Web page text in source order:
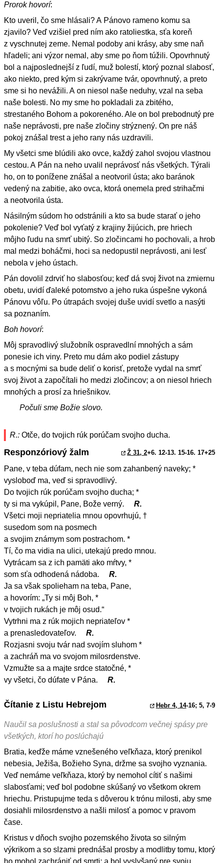
Prorok hovorí:
Kto uveril, čo sme hlásali? A Pánovo rameno komu sa
zjavilo? Veď vzišiel pred ním ako ratoliestka, sťa koreň
z vyschnutej zeme. Nemal podoby ani krásy, aby sme naň
hľadeli; ani výzor nemal, aby sme po ňom túžili. Opovrhnutý
bol a najposlednejší z ľudí, muž bolestí, ktorý poznal slabosť,
ako niekto, pred kým si zakrývame tvár, opovrhnutý, a preto
sme si ho nevážili. A on niesol naše neduhy, vzal na seba
naše bolesti. No my sme ho pokladali za zbitého,
strestaného Bohom a pokoreného. Ale on bol prebodnutý pre
naše neprávosti, pre naše zločiny strýznený. On pre náš
pokoj znášal trest a jeho rany nás uzdravili.
My všetci sme blúdili ako ovce, každý zahol svojou vlastnou
cestou. A Pán na neho uvalil neprávosť nás všetkých. Týrali
ho, on to ponížene znášal a neotvoril ústa; ako baránok
vedený na zabitie, ako ovca, ktorá onemela pred strihačmi
a neotvorila ústa.
Násilným súdom ho odstránili a kto sa bude starať o jeho
pokolenie? Veď bol vyťatý z krajiny žijúcich, pre hriech
môjho ľudu na smrť ubitý. So zločincami ho pochovali, a hrob
mal medzi boháčmi, hoci sa nedopustil neprávosti, ani lesť
nebola v jeho ústach.
Pán dovolil zdrviť ho slabosťou; keď dá svoj život na zmiernu
obetu, uvidí ďaleké potomstvo a jeho ruka úspešne vykoná
Pánovu vôľu. Po útrapách svojej duše uvidí svetlo a nasýti
sa poznaním.
Boh hovorí:
Môj spravodlivý služobník ospravedlní mnohých a sám
ponesie ich viny. Preto mu dám ako podiel zástupy
a s mocnými sa bude deliť o korisť, pretože vydal na smrť
svoj život a započítali ho medzi zločincov; a on niesol hriech
mnohých a prosí za hriešnikov.
Počuli sme Božie slovo.
R.: Otče, do tvojich rúk porúčam svojho ducha.
Responzóriový žalm Ž 31, 2+6. 12-13. 15-16. 17+25
Pane, v teba dúfam, nech nie som zahanbený naveky; *
vysloboď ma, veď si spravodlivý.
Do tvojich rúk porúčam svojho ducha; *
ty si ma vykúpil, Pane, Bože verný.
R.
Všetci moji nepriatelia mnou opovrhujú, †
susedom som na posmech
a svojim známym som postrachom. *
Tí, čo ma vidia na ulici, utekajú predo mnou.
Vytrácam sa z ich pamäti ako mŕtvy, *
som sťa odhodená nádoba.
R.
Ja sa však spolieham na teba, Pane,
a hovorím: „Ty si môj Boh, *
v tvojich rukách je môj osud.“
Vytrhni ma z rúk mojich nepriateľov *
a prenasledovateľov.
R.
Rozjasni svoju tvár nad svojím sluhom *
a zachráň ma vo svojom milosrdenstve.
Vzmužte sa a majte srdce statočné, *
vy všetci, čo dúfate v Pána.
R.
Čítanie z Listu Hebrejom Hebr 4, 14-16; 5, 7-9
Naučil sa poslušnosti a stal sa pôvodcom večnej spásy pre
všetkých, ktorí ho poslúchajú
Bratia, keďže máme vznešeného veľkňaza, ktorý prenikol
nebesia, Ježiša, Božieho Syna, držme sa svojho vyznania.
Veď nemáme veľkňaza, ktorý by nemohol cítiť s našimi
slabosťami; veď bol podobne skúšaný vo všetkom okrem
hriechu. Pristupujme teda s dôverou k trónu milosti, aby sme
dosiahli milosrdenstvo a našli milosť a pomoc v pravom
čase.
Kristus v dňoch svojho pozemského života so silným
výkrikom a so slzami prednášal prosby a modlitby tomu, ktorý